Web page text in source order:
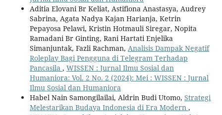
Aditia Elovani Br Keliat, Astifiona Anastasya, Audrey
Sabrina, Agata Nadya Kajan Harianja, Ketrin
Pepayosa Pelawi, Kristin Hotmauli Siregar, Nopita
Ramadani Br Ginting, Rani Hartati Enjelika
Simanjuntak, Fazli Rachman, Analisis Dampak Negatif
Roleplay Bagi Pengguna di Telegram Terhadap
Pancasila , WISSEN : Jurnal Ilmu Sosial dan
Humaniora: Vol. 2 No. 2 (2024): Mei : WISSEN : Jurnal
Ilmu Sosial dan Humaniora
Habel Nain Samongilailai, Aldrin Budi Utomo, Strategi
Melestarikan Budaya Indonesia di Era Modern ,